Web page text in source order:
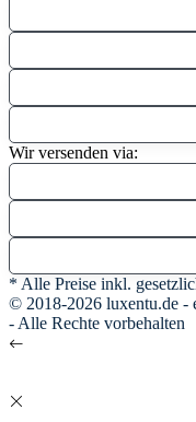
Wir versenden via:
* Alle Preise inkl.
© 2018-2026 luxentu.de -
- Alle Rechte vorbehalten